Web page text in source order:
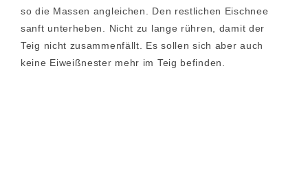
so die Massen angleichen. Den restlichen Eischnee
sanft unterheben. Nicht zu lange rühren, damit der
Teig nicht zusammenfällt. Es sollen sich aber auch
keine Eiweißnester mehr im Teig befinden.